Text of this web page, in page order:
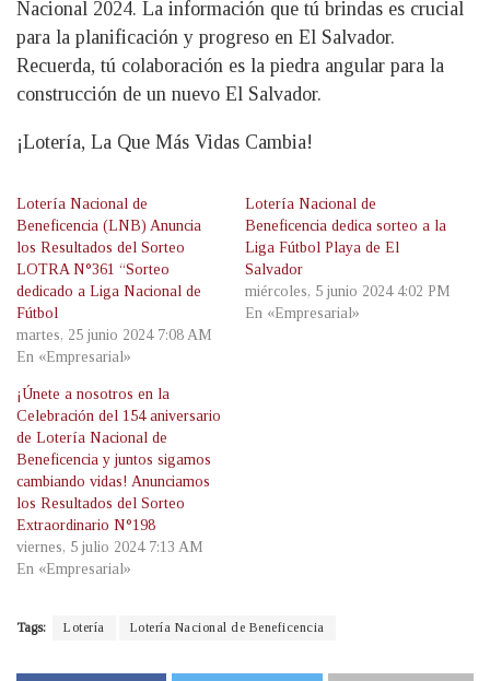
Nacional 2024. La información que tú brindas es crucial
para la planificación y progreso en El Salvador.
Recuerda, tú colaboración es la piedra angular para la
construcción de un nuevo El Salvador.
¡Lotería, La Que Más Vidas Cambia!
Lotería Nacional de
Beneficencia (LNB) Anuncia
los Resultados del Sorteo
LOTRA N°361 “Sorteo
dedicado a Liga Nacional de
Fútbol
martes, 25 junio 2024 7:08 AM
En «Empresarial»
Lotería Nacional de
Beneficencia dedica sorteo a la
Liga Fútbol Playa de El
Salvador
miércoles, 5 junio 2024 4:02 PM
En «Empresarial»
¡Únete a nosotros en la
Celebración del 154 aniversario
de Lotería Nacional de
Beneficencia y juntos sigamos
cambiando vidas! Anunciamos
los Resultados del Sorteo
Extraordinario N°198
viernes, 5 julio 2024 7:13 AM
En «Empresarial»
Tags: Lotería Lotería Nacional de Beneficencia